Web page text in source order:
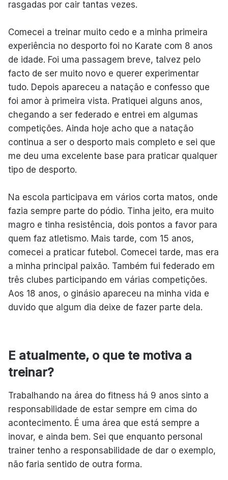
rasgadas por cair tantas vezes.
Comecei a treinar muito cedo e a minha primeira
experiência no desporto foi no Karate com 8 anos
de idade. Foi uma passagem breve, talvez pelo
facto de ser muito novo e querer experimentar
tudo. Depois apareceu a natação e confesso que
foi amor à primeira vista. Pratiquei alguns anos,
chegando a ser federado e entrei em algumas
competições. Ainda hoje acho que a natação
continua a ser o desporto mais completo e sei que
me deu uma excelente base para praticar qualquer
tipo de desporto.
Na escola participava em vários corta matos, onde
fazia sempre parte do pódio. Tinha jeito, era muito
magro e tinha resistência, dois pontos a favor para
quem faz atletismo. Mais tarde, com 15 anos,
comecei a praticar futebol. Comecei tarde, mas era
a minha principal paixão. Também fui federado em
três clubes participando em várias competições.
Aos 18 anos, o ginásio apareceu na minha vida e
duvido que algum dia deixe de fazer parte dela.
E atualmente, o que te motiva a
treinar?
Trabalhando na área do fitness há 9 anos sinto a
responsabilidade de estar sempre em cima do
acontecimento. É uma área que está sempre a
inovar, e ainda bem. Sei que enquanto personal
trainer tenho a responsabilidade de dar o exemplo,
não faria sentido de outra forma.